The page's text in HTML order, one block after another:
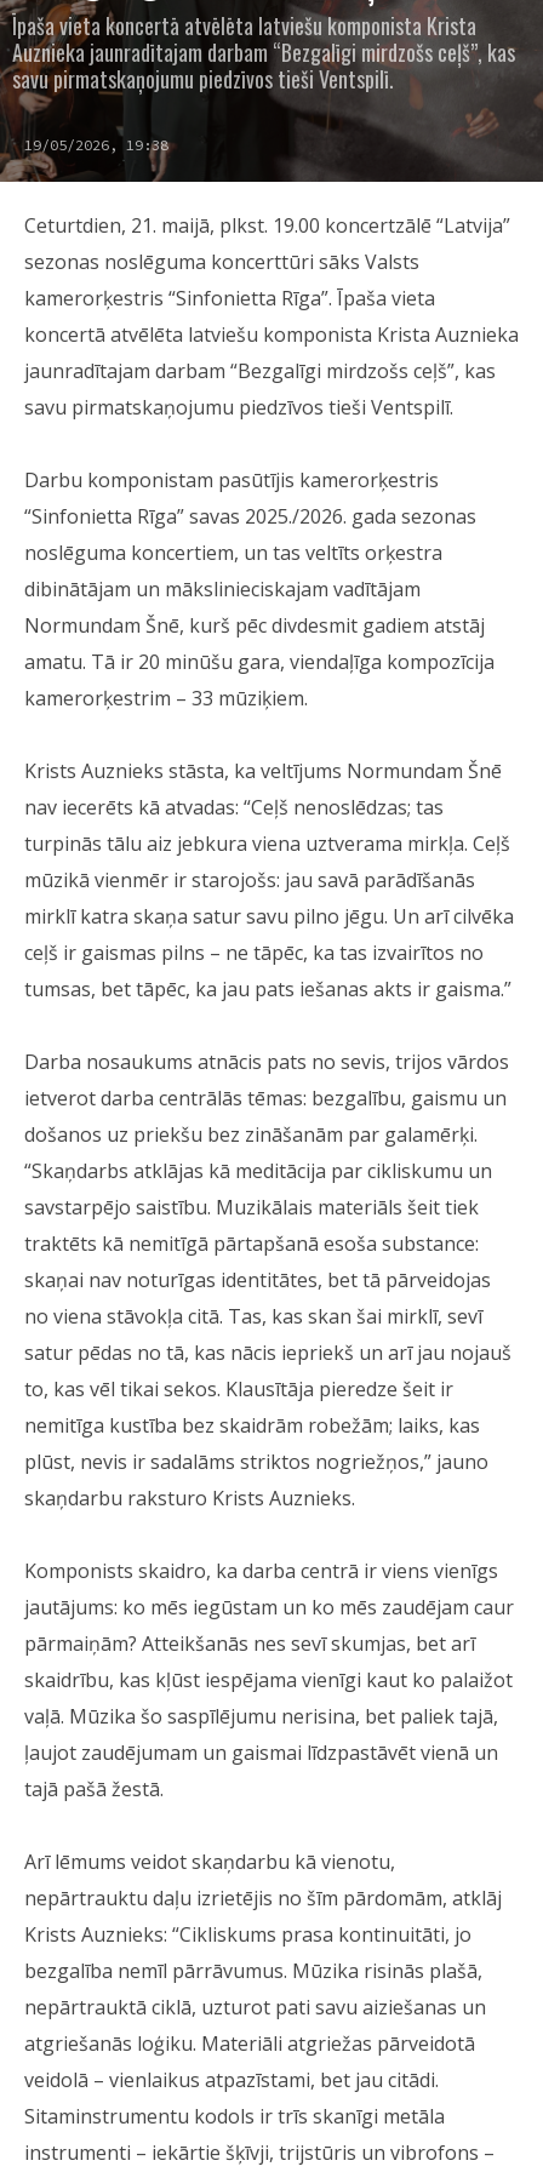
Īpaša vieta koncertā atvēlēta latviešu komponista Krista
Auznieka jaunradītajam darbam “Bezgalīgi mirdzošs ceļš”, kas
savu pirmatskaņojumu piedzīvos tieši Ventspilī.
19/05/2026, 19:38
Ceturtdien, 21. maijā, plkst. 19.00 koncertzālē “Latvija”
sezonas noslēguma koncerttūri sāks Valsts
kamerorķestris “Sinfonietta Rīga”. Īpaša vieta
koncertā atvēlēta latviešu komponista Krista Auznieka
jaunradītajam darbam “Bezgalīgi mirdzošs ceļš”, kas
savu pirmatskaņojumu piedzīvos tieši Ventspilī.
Darbu komponistam pasūtījis kamerorķestris
“Sinfonietta Rīga” savas 2025./2026. gada sezonas
noslēguma koncertiem, un tas veltīts orķestra
dibinātājam un mākslinieciskajam vadītājam
Normundam Šnē, kurš pēc divdesmit gadiem atstāj
amatu. Tā ir 20 minūšu gara, viendaļīga kompozīcija
kamerorķestrim – 33 mūziķiem.
Krists Auznieks stāsta, ka veltījums Normundam Šnē
nav iecerēts kā atvadas: “Ceļš nenoslēdzas; tas
turpinās tālu aiz jebkura viena uztverama mirkļa. Ceļš
mūzikā vienmēr ir starojošs: jau savā parādīšanās
mirklī katra skaņa satur savu pilno jēgu. Un arī cilvēka
ceļš ir gaismas pilns – ne tāpēc, ka tas izvairītos no
tumsas, bet tāpēc, ka jau pats iešanas akts ir gaisma.”
Darba nosaukums atnācis pats no sevis, trijos vārdos
ietverot darba centrālās tēmas: bezgalību, gaismu un
došanos uz priekšu bez zināšanām par galamērķi.
“Skaņdarbs atklājas kā meditācija par cikliskumu un
savstarpējo saistību. Muzikālais materiāls šeit tiek
traktēts kā nemitīgā pārtapšanā esoša substance:
skaņai nav noturīgas identitātes, bet tā pārveidojas
no viena stāvokļa citā. Tas, kas skan šai mirklī, sevī
satur pēdas no tā, kas nācis iepriekš un arī jau nojauš
to, kas vēl tikai sekos. Klausītāja pieredze šeit ir
nemitīga kustība bez skaidrām robežām; laiks, kas
plūst, nevis ir sadalāms striktos nogriežņos,” jauno
skaņdarbu raksturo Krists Auznieks.
Komponists skaidro, ka darba centrā ir viens vienīgs
jautājums: ko mēs iegūstam un ko mēs zaudējam caur
pārmaiņām? Atteikšanās nes sevī skumjas, bet arī
skaidrību, kas kļūst iespējama vienīgi kaut ko palaižot
vaļā. Mūzika šo saspīlējumu nerisina, bet paliek tajā,
ļaujot zaudējumam un gaismai līdzpastāvēt vienā un
tajā pašā žestā.
Arī lēmums veidot skaņdarbu kā vienotu,
nepārtrauktu daļu izrietējis no šīm pārdomām, atklāj
Krists Auznieks: “Cikliskums prasa kontinuitāti, jo
bezgalība nemīl pārrāvumus. Mūzika risinās plašā,
nepārtrauktā ciklā, uzturot pati savu aiziešanas un
atgriešanās loģiku. Materiāli atgriežas pārveidotā
veidolā – vienlaikus atpazīstami, bet jau citādi.
Sitaminstrumentu kodols ir trīs skanīgi metāla
instrumenti – iekārtie šķīvji, trijstūris un vibrofons –